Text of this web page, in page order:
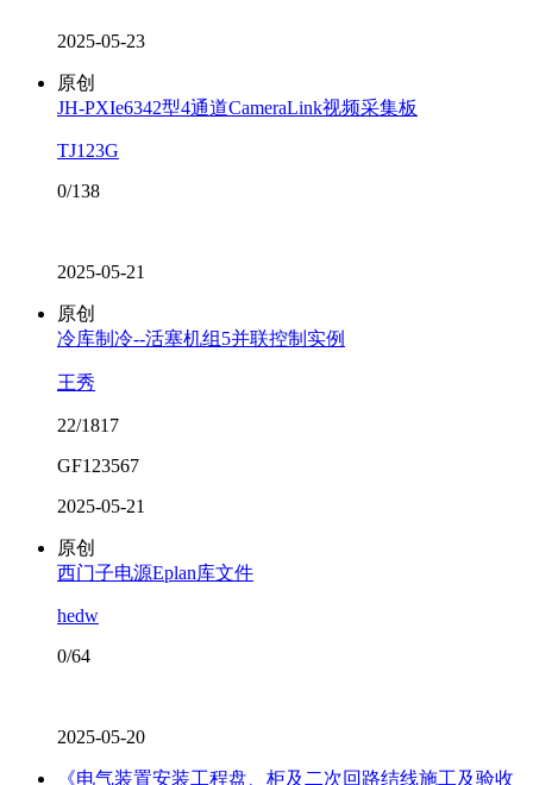
2025-05-23
原创
JH-PXIe6342型4通道CameraLink视频采集板
TJ123G
0/138
2025-05-21
原创
冷库制冷--活塞机组5并联控制实例
王秀
22/1817
GF123567
2025-05-21
原创
西门子电源Eplan库文件
hedw
0/64
2025-05-20
《电气装置安装工程盘、柜及二次回路结线施工及验收